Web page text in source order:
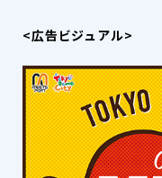
<広告ビジュアル>